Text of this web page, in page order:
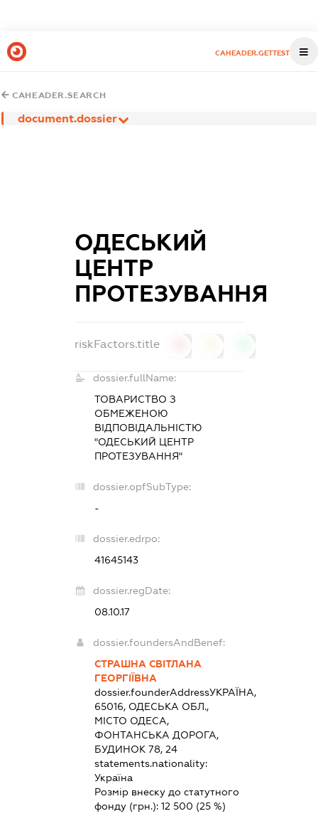
CAHEADER.GETTEST
CAHEADER.SEARCH
document.dossier
ОДЕСЬКИЙ
ЦЕНТР
ПРОТЕЗУВАННЯ
riskFactors.title
dossier.fullName:
ТОВАРИСТВО З
ОБМЕЖЕНОЮ
ВІДПОВІДАЛЬНІСТЮ
"ОДЕСЬКИЙ ЦЕНТР
ПРОТЕЗУВАННЯ"
dossier.opfSubType:
-
dossier.edrpo:
41645143
dossier.regDate:
08.10.17
dossier.foundersAndBenef:
СТРАШНА СВІТЛАНА
ГЕОРГІЇВНА
dossier.founderAddressУКРАЇНА,
65016, ОДЕСЬКА ОБЛ.,
МІСТО ОДЕСА,
ФОНТАНСЬКА ДОРОГА,
БУДИНОК 78, 24
statements.nationality:
Україна
Розмір внеску до статутного
фонду (грн.):12 500 (25 %)